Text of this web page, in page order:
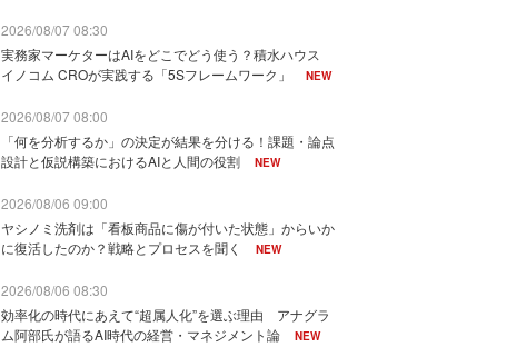
2026/08/07 08:30
実務家マーケターはAIをどこでどう使う？積水ハウス
イノコム CROが実践する「5Sフレームワーク」
NEW
2026/08/07 08:00
「何を分析するか」の決定が結果を分ける！課題・論点
設計と仮説構築におけるAIと人間の役割
NEW
2026/08/06 09:00
ヤシノミ洗剤は「看板商品に傷が付いた状態」からいか
に復活したのか？戦略とプロセスを聞く
NEW
2026/08/06 08:30
効率化の時代にあえて“超属人化”を選ぶ理由 アナグラ
ム阿部氏が語るAI時代の経営・マネジメント論
NEW